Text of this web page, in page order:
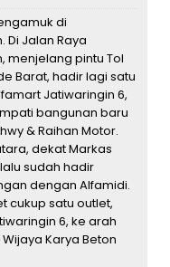
di
Di Jalan Raya
menjelang pintu Tol
Barat, hadir lagi satu
Jatiwaringin 6,
bangunan baru
& Raihan Motor.
dekat Markas
sudah hadir
dengan Alfamidi.
cukup satu outlet,
6, ke arah
Karya Beton